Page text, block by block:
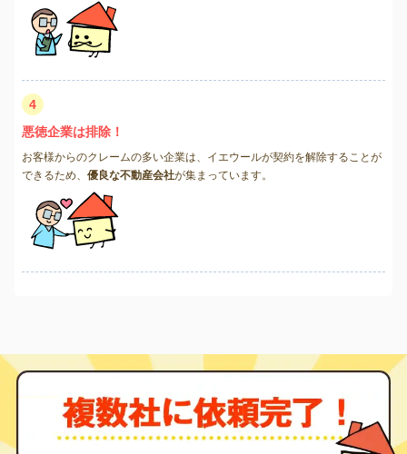
4
悪徳企業は排除！
お客様からのクレームの多い企業は、イエウールが契約を解除することが
できるため、 優良な不動産会社が集まっています。